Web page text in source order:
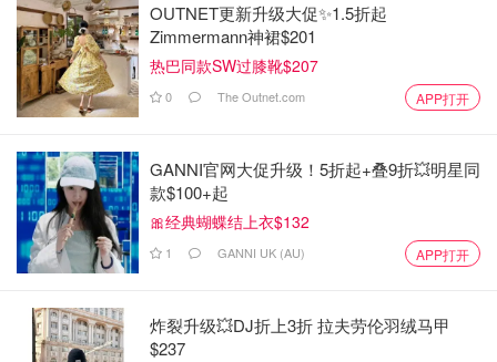
OUTNET更新升级大促✨1.5折起
Zimmermann神裙$201
热巴同款SW过膝靴$207
0 The Outnet.com APP打开
GANNI官网大促升级！5折起+叠9折💥明星同
款$100+起
🎀经典蝴蝶结上衣$132
1 GANNI UK (AU) APP打开
炸裂升级💥DJ折上3折 拉夫劳伦羽绒马甲
$237